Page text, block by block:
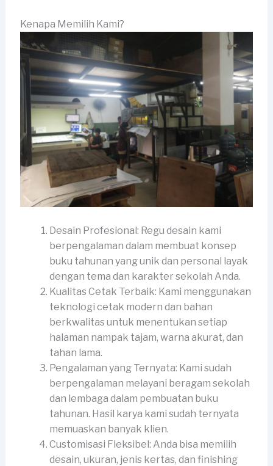
Kenapa Memilih Kami?
Desain Profesional: Regu desain kami
berpengalaman dalam membuat konsep
buku tahunan yang unik dan personal layak
dengan tema dan karakter sekolah Anda.
Kualitas Cetak Terbaik: Kami menggunakan
teknologi cetak modern dan bahan
berkwalitas untuk menentukan setiap
halaman nampak tajam, warna akurat, dan
tahan lama.
Pengalaman yang Ternyata: Kami sudah
berpengalaman melayani beragam sekolah
dan lembaga dalam pembuatan buku
tahunan. Hasil karya kami sudah ternyata
memuaskan banyak klien.
Customisasi Fleksibel: Anda bisa memilih
desain, ukuran, jenis kertas, dan finishing